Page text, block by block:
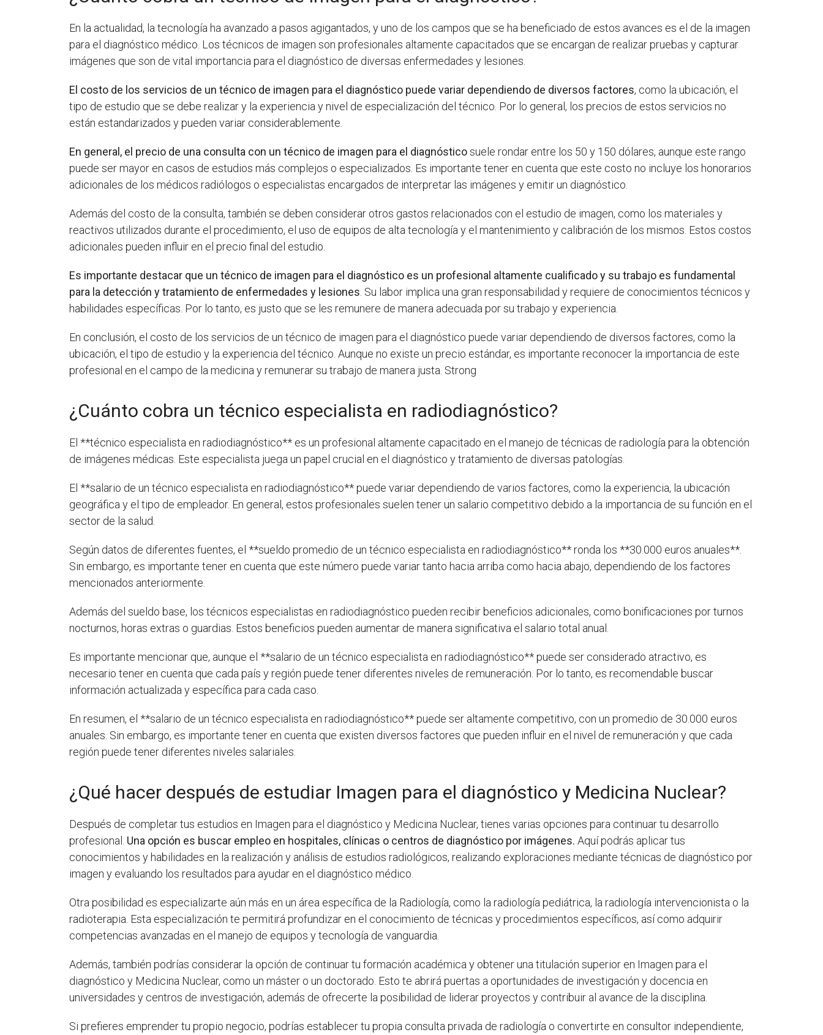
En la actualidad, la tecnología ha avanzado a pasos agigantados, y uno de los campos que se ha beneficiado de estos avances es el de la imagen
para el diagnóstico médico. Los técnicos de imagen son profesionales altamente capacitados que se encargan de realizar pruebas y capturar
imágenes que son de vital importancia para el diagnóstico de diversas enfermedades y lesiones.
El costo de los servicios de un técnico de imagen para el diagnóstico puede variar dependiendo de diversos factores, como la ubicación, el
tipo de estudio que se debe realizar y la experiencia y nivel de especialización del técnico. Por lo general, los precios de estos servicios no
están estandarizados y pueden variar considerablemente.
En general, el precio de una consulta con un técnico de imagen para el diagnósticosuele rondar entre los 50 y 150 dólares, aunque este rango
puede ser mayor en casos de estudios más complejos o especializados. Es importante tener en cuenta que este costo no incluye los honorarios
adicionales de los médicos radiólogos o especialistas encargados de interpretar las imágenes y emitir un diagnóstico.
Además del costo de la consulta, también se deben considerar otros gastos relacionados con el estudio de imagen, como los materiales y
reactivos utilizados durante el procedimiento, el uso de equipos de alta tecnología y el mantenimiento y calibración de los mismos. Estos costos
adicionales pueden influir en el precio final del estudio.
Es importante destacar que un técnico de imagen para el diagnóstico es un profesional altamente cualificado y su trabajo es fundamental
para la detección y tratamiento de enfermedades y lesiones . Su labor implica una gran responsabilidad y requiere de conocimientos técnicos y
habilidades específicas. Por lo tanto, es justo que se les remunere de manera adecuada por su trabajo y experiencia.
En conclusión, el costo de los servicios de un técnico de imagen para el diagnóstico puede variar dependiendo de diversos factores, como la
ubicación, el tipo de estudio y la experiencia del técnico. Aunque no existe un precio estándar, es importante reconocer la importancia de este
profesional en el campo de la medicina y remunerar su trabajo de manera justa. Strong
¿Cuánto cobra un técnico especialista en radiodiagnóstico?
El **técnico especialista en radiodiagnóstico** es un profesional altamente capacitado en el manejo de técnicas de radiología para la obtención
de imágenes médicas. Este especialista juega un papel crucial en el diagnóstico y tratamiento de diversas patologías.
El **salario de un técnico especialista en radiodiagnóstico** puede variar dependiendo de varios factores, como la experiencia, la ubicación
geográfica y el tipo de empleador. En general, estos profesionales suelen tener un salario competitivo debido a la importancia de su función en el
sector de la salud.
Según datos de diferentes fuentes, el **sueldo promedio de un técnico especialista en radiodiagnóstico** ronda los **30.000 euros anuales**.
Sin embargo, es importante tener en cuenta que este número puede variar tanto hacia arriba como hacia abajo, dependiendo de los factores
mencionados anteriormente.
Además del sueldo base, los técnicos especialistas en radiodiagnóstico pueden recibir beneficios adicionales, como bonificaciones por turnos
nocturnos, horas extras o guardias. Estos beneficios pueden aumentar de manera significativa el salario total anual.
Es importante mencionar que, aunque el **salario de un técnico especialista en radiodiagnóstico** puede ser considerado atractivo, es
necesario tener en cuenta que cada país y región puede tener diferentes niveles de remuneración. Por lo tanto, es recomendable buscar
información actualizada y específica para cada caso.
En resumen, el **salario de un técnico especialista en radiodiagnóstico** puede ser altamente competitivo, con un promedio de 30.000 euros
anuales. Sin embargo, es importante tener en cuenta que existen diversos factores que pueden influir en el nivel de remuneración y que cada
región puede tener diferentes niveles salariales.
¿Qué hacer después de estudiar Imagen para el diagnóstico y Medicina Nuclear?
Después de completar tus estudios en Imagen para el diagnóstico y Medicina Nuclear, tienes varias opciones para continuar tu desarrollo
profesional. Una opción es buscar empleo en hospitales, clínicas o centros de diagnóstico por imágenes. Aquí podrás aplicar tus
conocimientos y habilidades en la realización y análisis de estudios radiológicos, realizando exploraciones mediante técnicas de diagnóstico por
imagen y evaluando los resultados para ayudar en el diagnóstico médico.
Otra posibilidad es especializarte aún más en un área específica de la Radiología, como la radiología pediátrica, la radiología intervencionista o la
radioterapia. Esta especialización te permitirá profundizar en el conocimiento de técnicas y procedimientos específicos, así como adquirir
competencias avanzadas en el manejo de equipos y tecnología de vanguardia.
Además, también podrías considerar la opción de continuar tu formación académica y obtener una titulación superior en Imagen para el
diagnóstico y Medicina Nuclear, como un máster o un doctorado. Esto te abrirá puertas a oportunidades de investigación y docencia en
universidades y centros de investigación, además de ofrecerte la posibilidad de liderar proyectos y contribuir al avance de la disciplina.
Si prefieres emprender tu propio negocio, podrías establecer tu propia consulta privada de radiología o convertirte en consultor independiente,